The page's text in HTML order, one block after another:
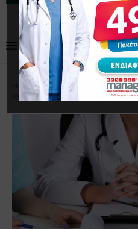
Home Το Επάγγελμα
Ατομική Εργασία στη Συνεργασία